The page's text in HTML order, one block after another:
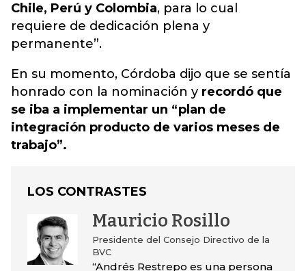
Chile, Perú y Colombia, para lo cual
requiere de dedicación plena y
permanente”.
En su momento, Córdoba dijo que se sentía
honrado con la nominación y recordó que
se iba a implementar un “plan de
integración producto de varios meses de
trabajo”.
LOS CONTRASTES
Mauricio Rosillo
Presidente del Consejo Directivo de la
BVC
“Andrés Restrepo es una persona